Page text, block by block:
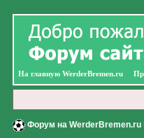
На главную WerderBremen.ru
Форум на WerderBremen.ru